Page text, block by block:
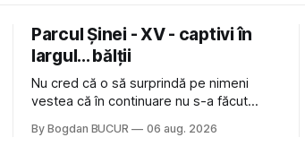
Parcul Șinei - XV - captivi în
largul... bălții
Nu cred că o să surprindă pe nimeni
vestea că în continuare nu s-a făcut
afară de faptul că potăile apărute acolo
By Bogdan BUCUR 06 aug. 2026